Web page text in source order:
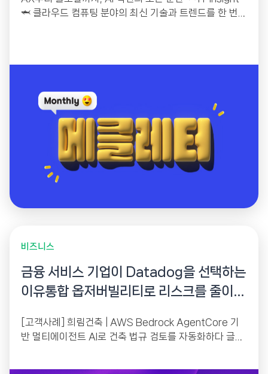
🦈 클라우드 컴퓨팅 분야의 최신 기술과 트렌드를 한 번
비즈니스
금융 서비스 기업이 Datadog을 선택하는
이유통합 옵저버빌리티로 리스크를 줄이고
[고객사례] 희림건축 | AWS Bedrock AgentCore 기
반 멀티에이전트 AI로 건축 법규 검토를 자동화하다 글로